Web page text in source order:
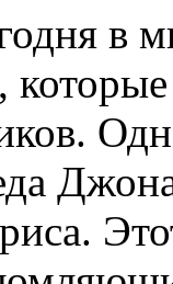
в